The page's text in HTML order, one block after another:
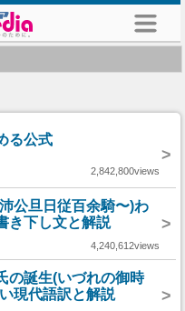
る公式
>
2,842,800views
公旦日従百余騎〜)わ
き下し文と解説
>
4,240,612views
の誕生(いづれの御時
現代語訳と解説
>